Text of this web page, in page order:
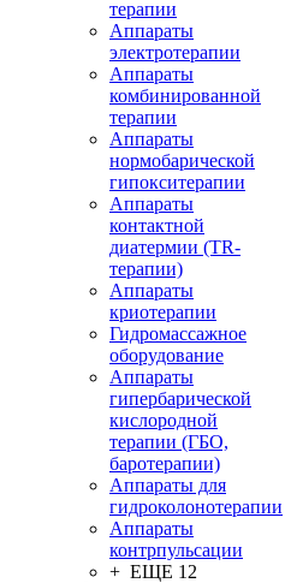
терапии
Аппараты
электротерапии
Аппараты
комбинированной
терапии
Аппараты
нормобарической
гипокситерапии
Аппараты
контактной
диатермии (TR-
терапии)
Аппараты
криотерапии
Гидромассажное
оборудование
Аппараты
гипербарической
кислородной
терапии (ГБО,
баротерапии)
Аппараты для
гидроколонотерапии
Аппараты
контрпульсации
+ ЕЩЕ 12